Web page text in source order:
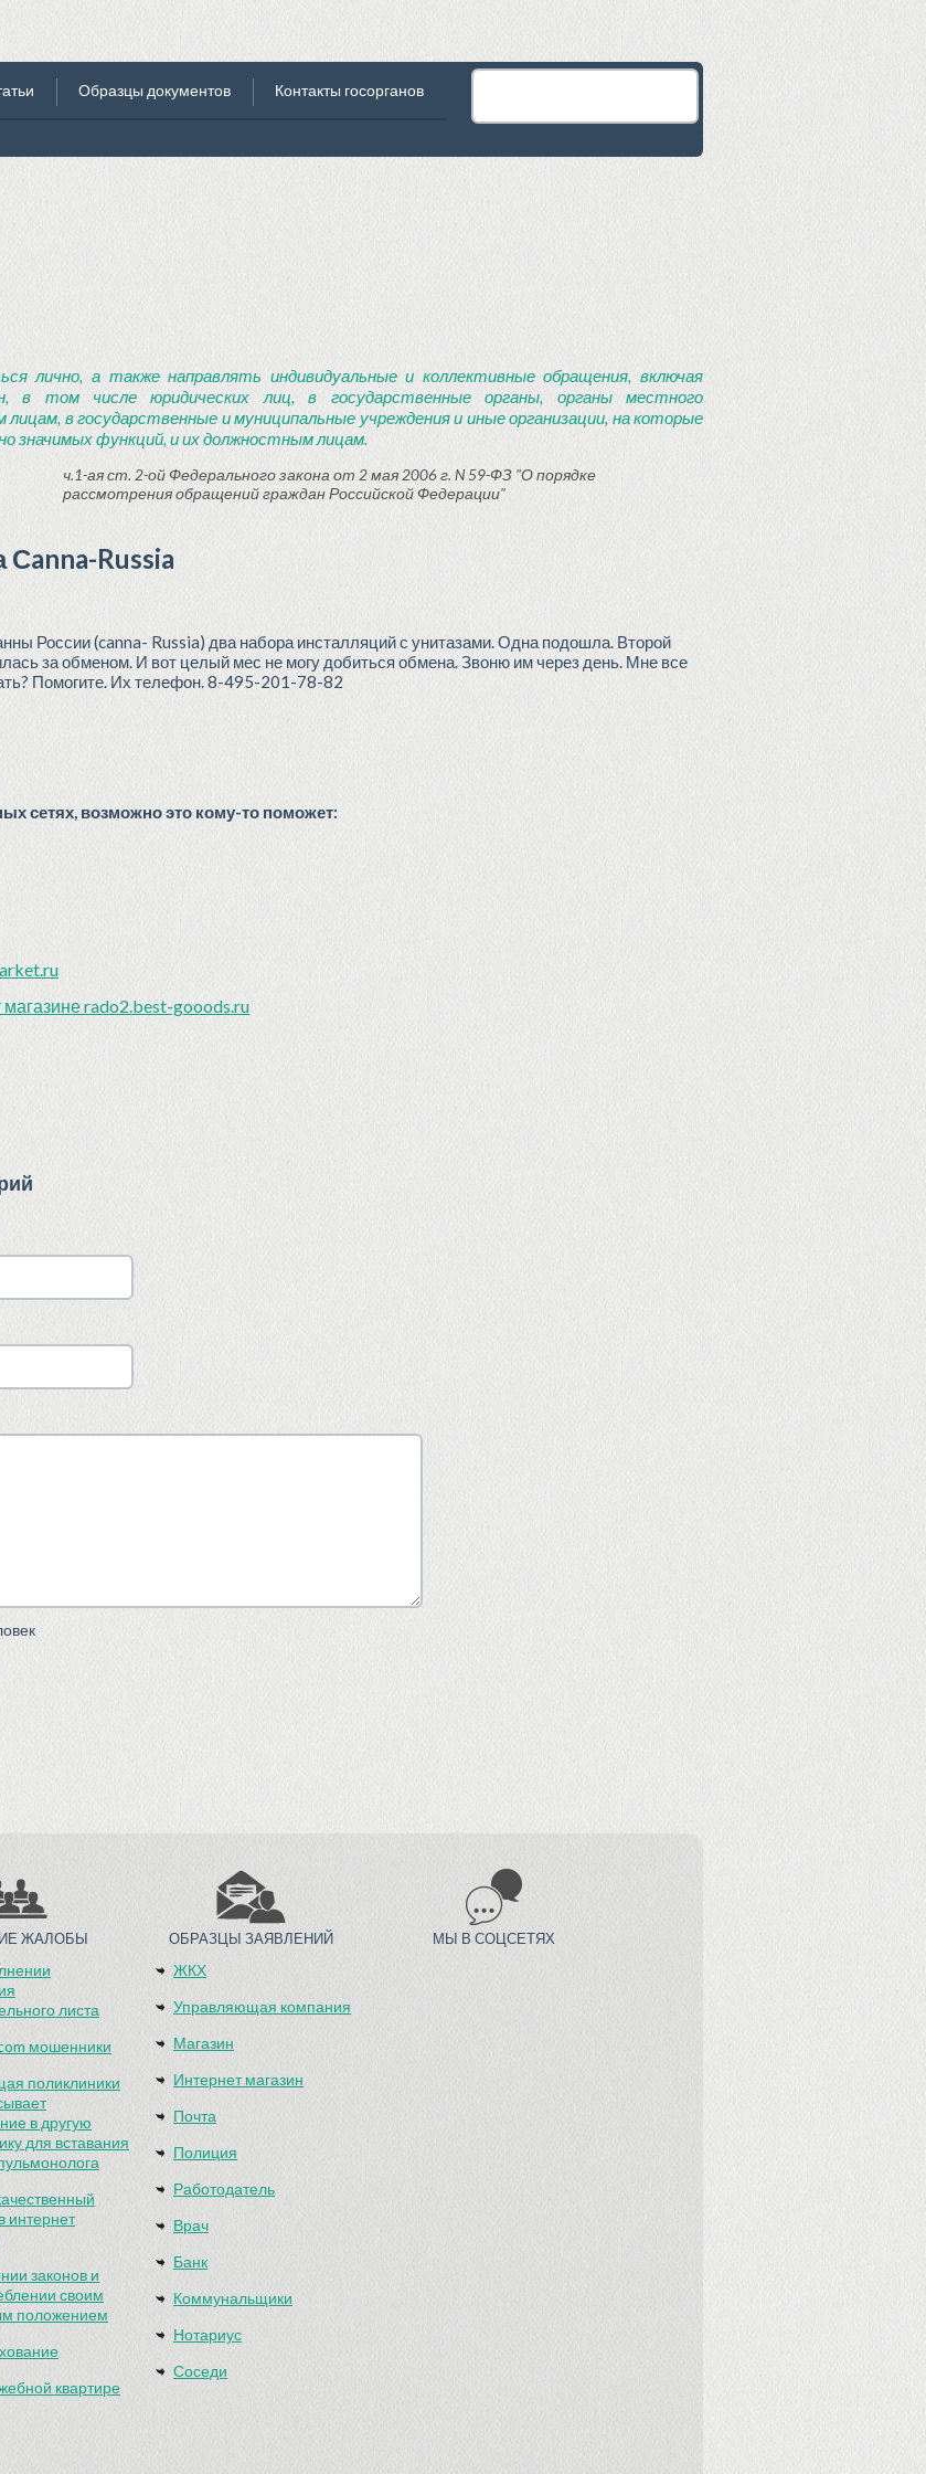
Образцы документов Контакты госорганов
лично, а также направлять индивидуальные и коллективные обращения, включая
в том числе юридических лиц, в государственные органы, органы местного
в государственные и муниципальные учреждения и иные организации, на которые
значимых функций, и их должностным лицам.
ч.1-ая ст. 2-ой Федерального закона от 2 мая 2006 г. N 59-ФЗ "О порядке
рассмотрения обращений граждан Российской Федерации"
Russia
России (canna- Russia) два набора инсталляций с унитазами. Одна подошла. Второй
за обменом. И вот целый мес не могу добиться обмена. Звоню им через день. Мне все
Помогите. Их телефон. 8-495-201-78-82
сетях, возможно это кому-то поможет:
rado2.best-gooods.ru
ЖАЛОБЫ
листа
мошенники
поликлиники
в другую
для вставания
интернет
законов и
своим
положением
квартире
ОБРАЗЦЫ ЗАЯВЛЕНИЙ
ЖКХ
Управляющая компания
Магазин
Интернет магазин
Почта
Полиция
Работодатель
Врач
Банк
Коммунальщики
Нотариус
Соседи
МЫ В СОЦСЕТЯХ